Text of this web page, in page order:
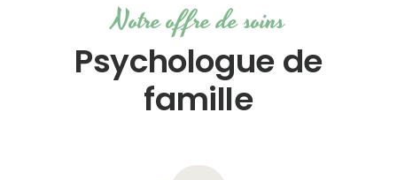
Notre offre de soins
Psychologue de
famille